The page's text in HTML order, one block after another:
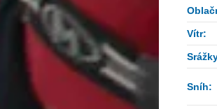
Vítr:
Sníh: